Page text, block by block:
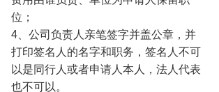
位；
4、公司负责人亲笔签字并盖公章，并
打印签名人的名字和职务，签名人不可
以是同行人或者申请人本人，法人代表
也不可以。